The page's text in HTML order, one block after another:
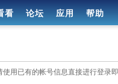
看 论坛 应用 帮助
用已有的帐号信息直接进行登录